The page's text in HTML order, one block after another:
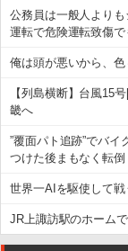
公務員は一般人より
運転で危険運転致傷で
俺は頭が悪いから、
【列島横断】台風15
畿へ
”覆面パト追跡”でバ
つけた後まもなく転倒
世界一AIを駆使して戦
JR上諏訪駅のホーム